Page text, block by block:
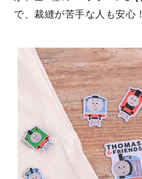
で、裁縫が苦手な人も安心！